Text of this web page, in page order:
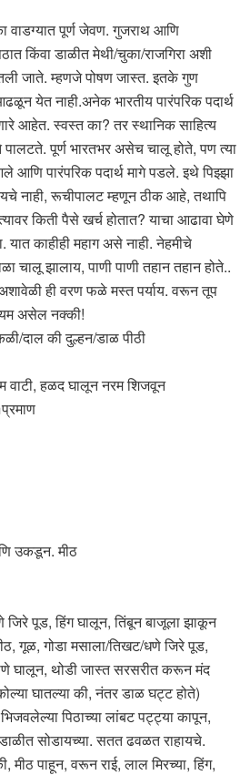
वाडग्यात पूर्ण जेवण. गुजराथ आणि
किंवा डाळीत मेथी/चुका/राजगिरा अशी
जाते. म्हणजे पोषण जास्त. इतके गुण
येत नाही.अनेक भारतीय पारंपरिक पदार्थ
आहेत. स्वस्त का? तर स्थानिक साहित्य
पूर्ण भारतभर असेच चालू होते, पण त्या
आणि पारंपरिक पदार्थ मागे पडले. इथे पिझ्झा
नाही, रूचीपालट म्हणून ठीक आहे, तथापि
किती पैसे खर्च होतात? याचा आढावा घेणे
काहीही महाग असे नाही. नेहमीचे
चालू झालाय, पाणी पाणी तहान तहान होते..
ही वरण फळे मस्त पर्याय. वरून तूप
असेल नक्की!
दाल की दुल्हन/डाळ पीठी
वाटी, हळद घालून नरम शिजवून
उकडून. मीठ
जिरे पूड, हिंग घालून, तिंबून बाजूला झाकून
गूळ, गोडा मसाला/तिखट/धणे जिरे पूड,
घालून, थोडी जास्त सरसरीत करून मंद
घातल्या की, नंतर डाळ घट्ट होते)
पिठाच्या लांबट पट्ट्या कापून,
सोडायच्या. सतत ढवळत राहायचे.
मीठ पाहून, वरून राई, लाल मिरच्या, हिंग,